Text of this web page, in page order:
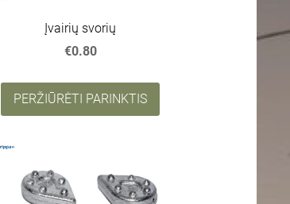
Įvairių svorių
€0.80
PERŽIŪRĖTI PARINKTIS